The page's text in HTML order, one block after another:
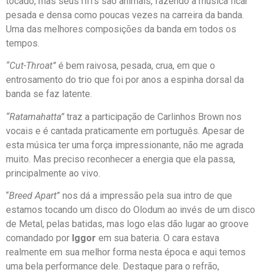
pesada e densa como poucas vezes na carreira da banda.
Uma das melhores composições da banda em todos os
tempos.
“Cut-Throat” é bem raivosa, pesada, crua, em que o
entrosamento do trio que foi por anos a espinha dorsal da
banda se faz latente.
“Ratamahatta” traz a participação de Carlinhos Brown nos
vocais e é cantada praticamente em português. Apesar de
esta música ter uma força impressionante, não me agrada
muito. Mas preciso reconhecer a energia que ela passa,
principalmente ao vivo.
“Breed Apart” nos dá a impressão pela sua intro de que
estamos tocando um disco do Olodum ao invés de um disco
de Metal, pelas batidas, mas logo elas dão lugar ao groove
comandado por Iggor em sua bateria. O cara estava
realmente em sua melhor forma nesta época e aqui temos
uma bela performance dele. Destaque para o refrão,